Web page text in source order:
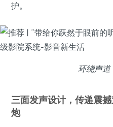
护。
环绕声道
三面发声设计，传递震
炮